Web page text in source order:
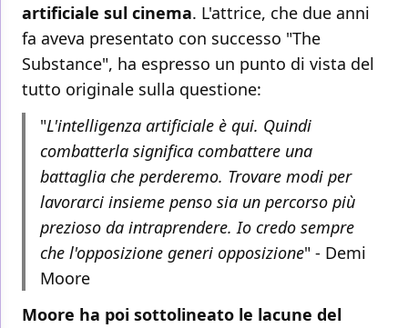
artificiale sul cinema. L'attrice, che due anni
fa aveva presentato con successo "The
Substance", ha espresso un punto di vista del
tutto originale sulla questione:
"L'intelligenza artificiale è qui. Quindi
combatterla significa combattere una
battaglia che perderemo. Trovare modi per
lavorarci insieme penso sia un percorso più
prezioso da intraprendere. Io credo sempre
che l'opposizione generi opposizione" - Demi
Moore
Moore ha poi sottolineato le lacune del